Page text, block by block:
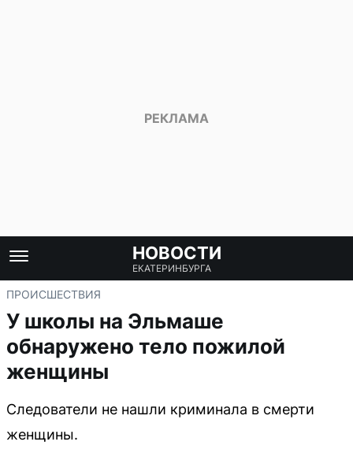
НОВОСТИ
ЕКАТЕРИНБУРГА
ПРОИСШЕСТВИЯ
У школы на Эльмаше
обнаружено тело пожилой
женщины
Следователи не нашли криминала в смерти
женщины.